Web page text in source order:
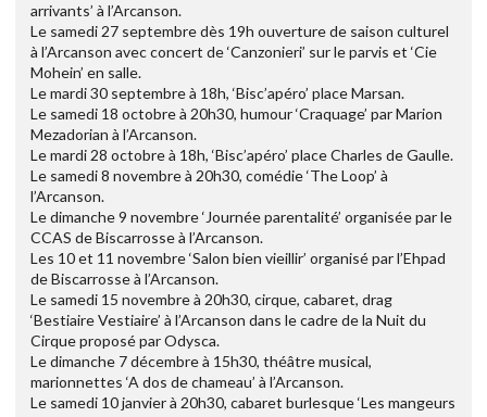
arrivants’ à l’Arcanson.
Le samedi 27 septembre dès 19h ouverture de saison culturel
à l’Arcanson avec concert de ‘Canzonieri’ sur le parvis et ‘Cie
Mohein’ en salle.
Le mardi 30 septembre à 18h, ‘Bisc’apéro’ place Marsan.
Le samedi 18 octobre à 20h30, humour ‘Craquage’ par Marion
Mezadorian à l’Arcanson.
Le mardi 28 octobre à 18h, ‘Bisc’apéro’ place Charles de Gaulle.
Le samedi 8 novembre à 20h30, comédie ‘The Loop’ à
l’Arcanson.
Le dimanche 9 novembre ‘Journée parentalité’ organisée par le
CCAS de Biscarrosse à l’Arcanson.
Les 10 et 11 novembre ‘Salon bien vieillir’ organisé par l’Ehpad
de Biscarrosse à l’Arcanson.
Le samedi 15 novembre à 20h30, cirque, cabaret, drag
‘Bestiaire Vestiaire’ à l’Arcanson dans le cadre de la Nuit du
Cirque proposé par Odysca.
Le dimanche 7 décembre à 15h30, théâtre musical,
marionnettes ‘A dos de chameau’ à l’Arcanson.
Le samedi 10 janvier à 20h30, cabaret burlesque ‘Les mangeurs